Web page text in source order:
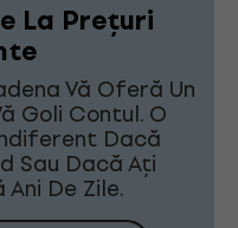
La Prețuri
Vă Oferă Un
Goli Contul. O
Dacă
Sau Dacă Ați
De Zile.